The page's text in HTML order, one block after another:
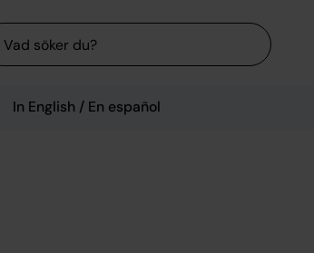
In English / En español